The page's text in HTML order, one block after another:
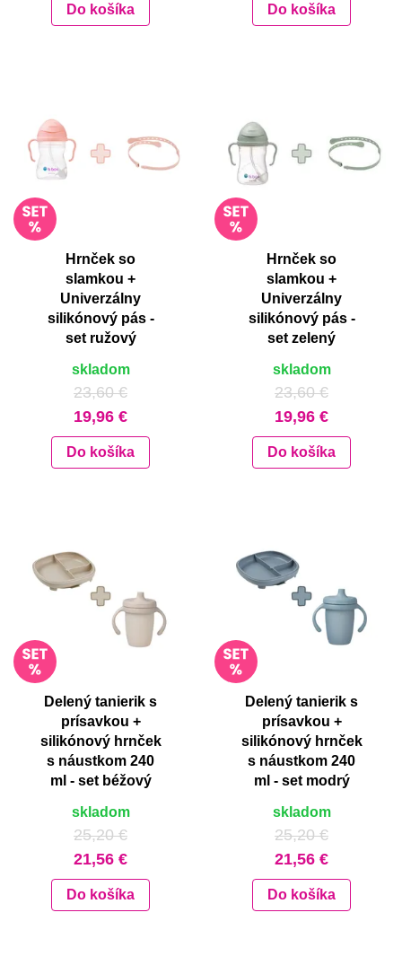
Do košíka Do košíka
Hrnček so
slamkou +
Univerzálny
silikónový pás -
set ružový
skladom
23,60 €
19,96 €
Do košíka
Hrnček so
slamkou +
Univerzálny
silikónový pás -
set zelený
skladom
23,60 €
19,96 €
Do košíka
Delený tanierik s
prísavkou +
silikónový hrnček
s náustkom 240
ml - set béžový
skladom
25,20 €
21,56 €
Do košíka
Delený tanierik s
prísavkou +
silikónový hrnček
s náustkom 240
ml - set modrý
skladom
25,20 €
21,56 €
Do košíka